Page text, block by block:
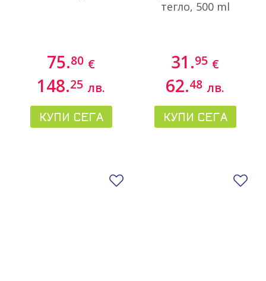
75.80 €
148.25 лв.
КУПИ СЕГА
тегло, 500 ml
31.95 €
62.48 лв.
КУПИ СЕГА